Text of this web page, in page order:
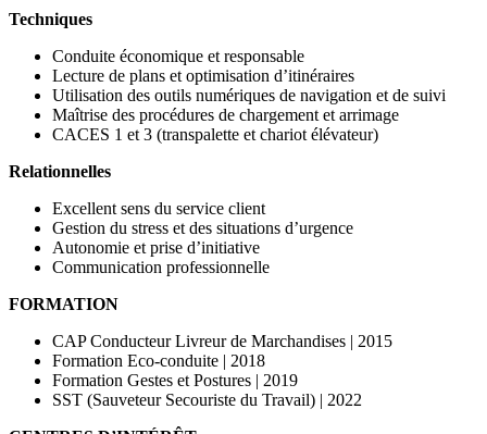
Techniques
Conduite économique et responsable
Lecture de plans et optimisation d’itinéraires
Utilisation des outils numériques de navigation et de suivi
Maîtrise des procédures de chargement et arrimage
CACES 1 et 3 (transpalette et chariot élévateur)
Relationnelles
Excellent sens du service client
Gestion du stress et des situations d’urgence
Autonomie et prise d’initiative
Communication professionnelle
FORMATION
CAP Conducteur Livreur de Marchandises | 2015
Formation Eco-conduite | 2018
Formation Gestes et Postures | 2019
SST (Sauveteur Secouriste du Travail) | 2022